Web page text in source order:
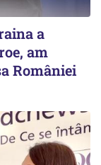
a
am
României